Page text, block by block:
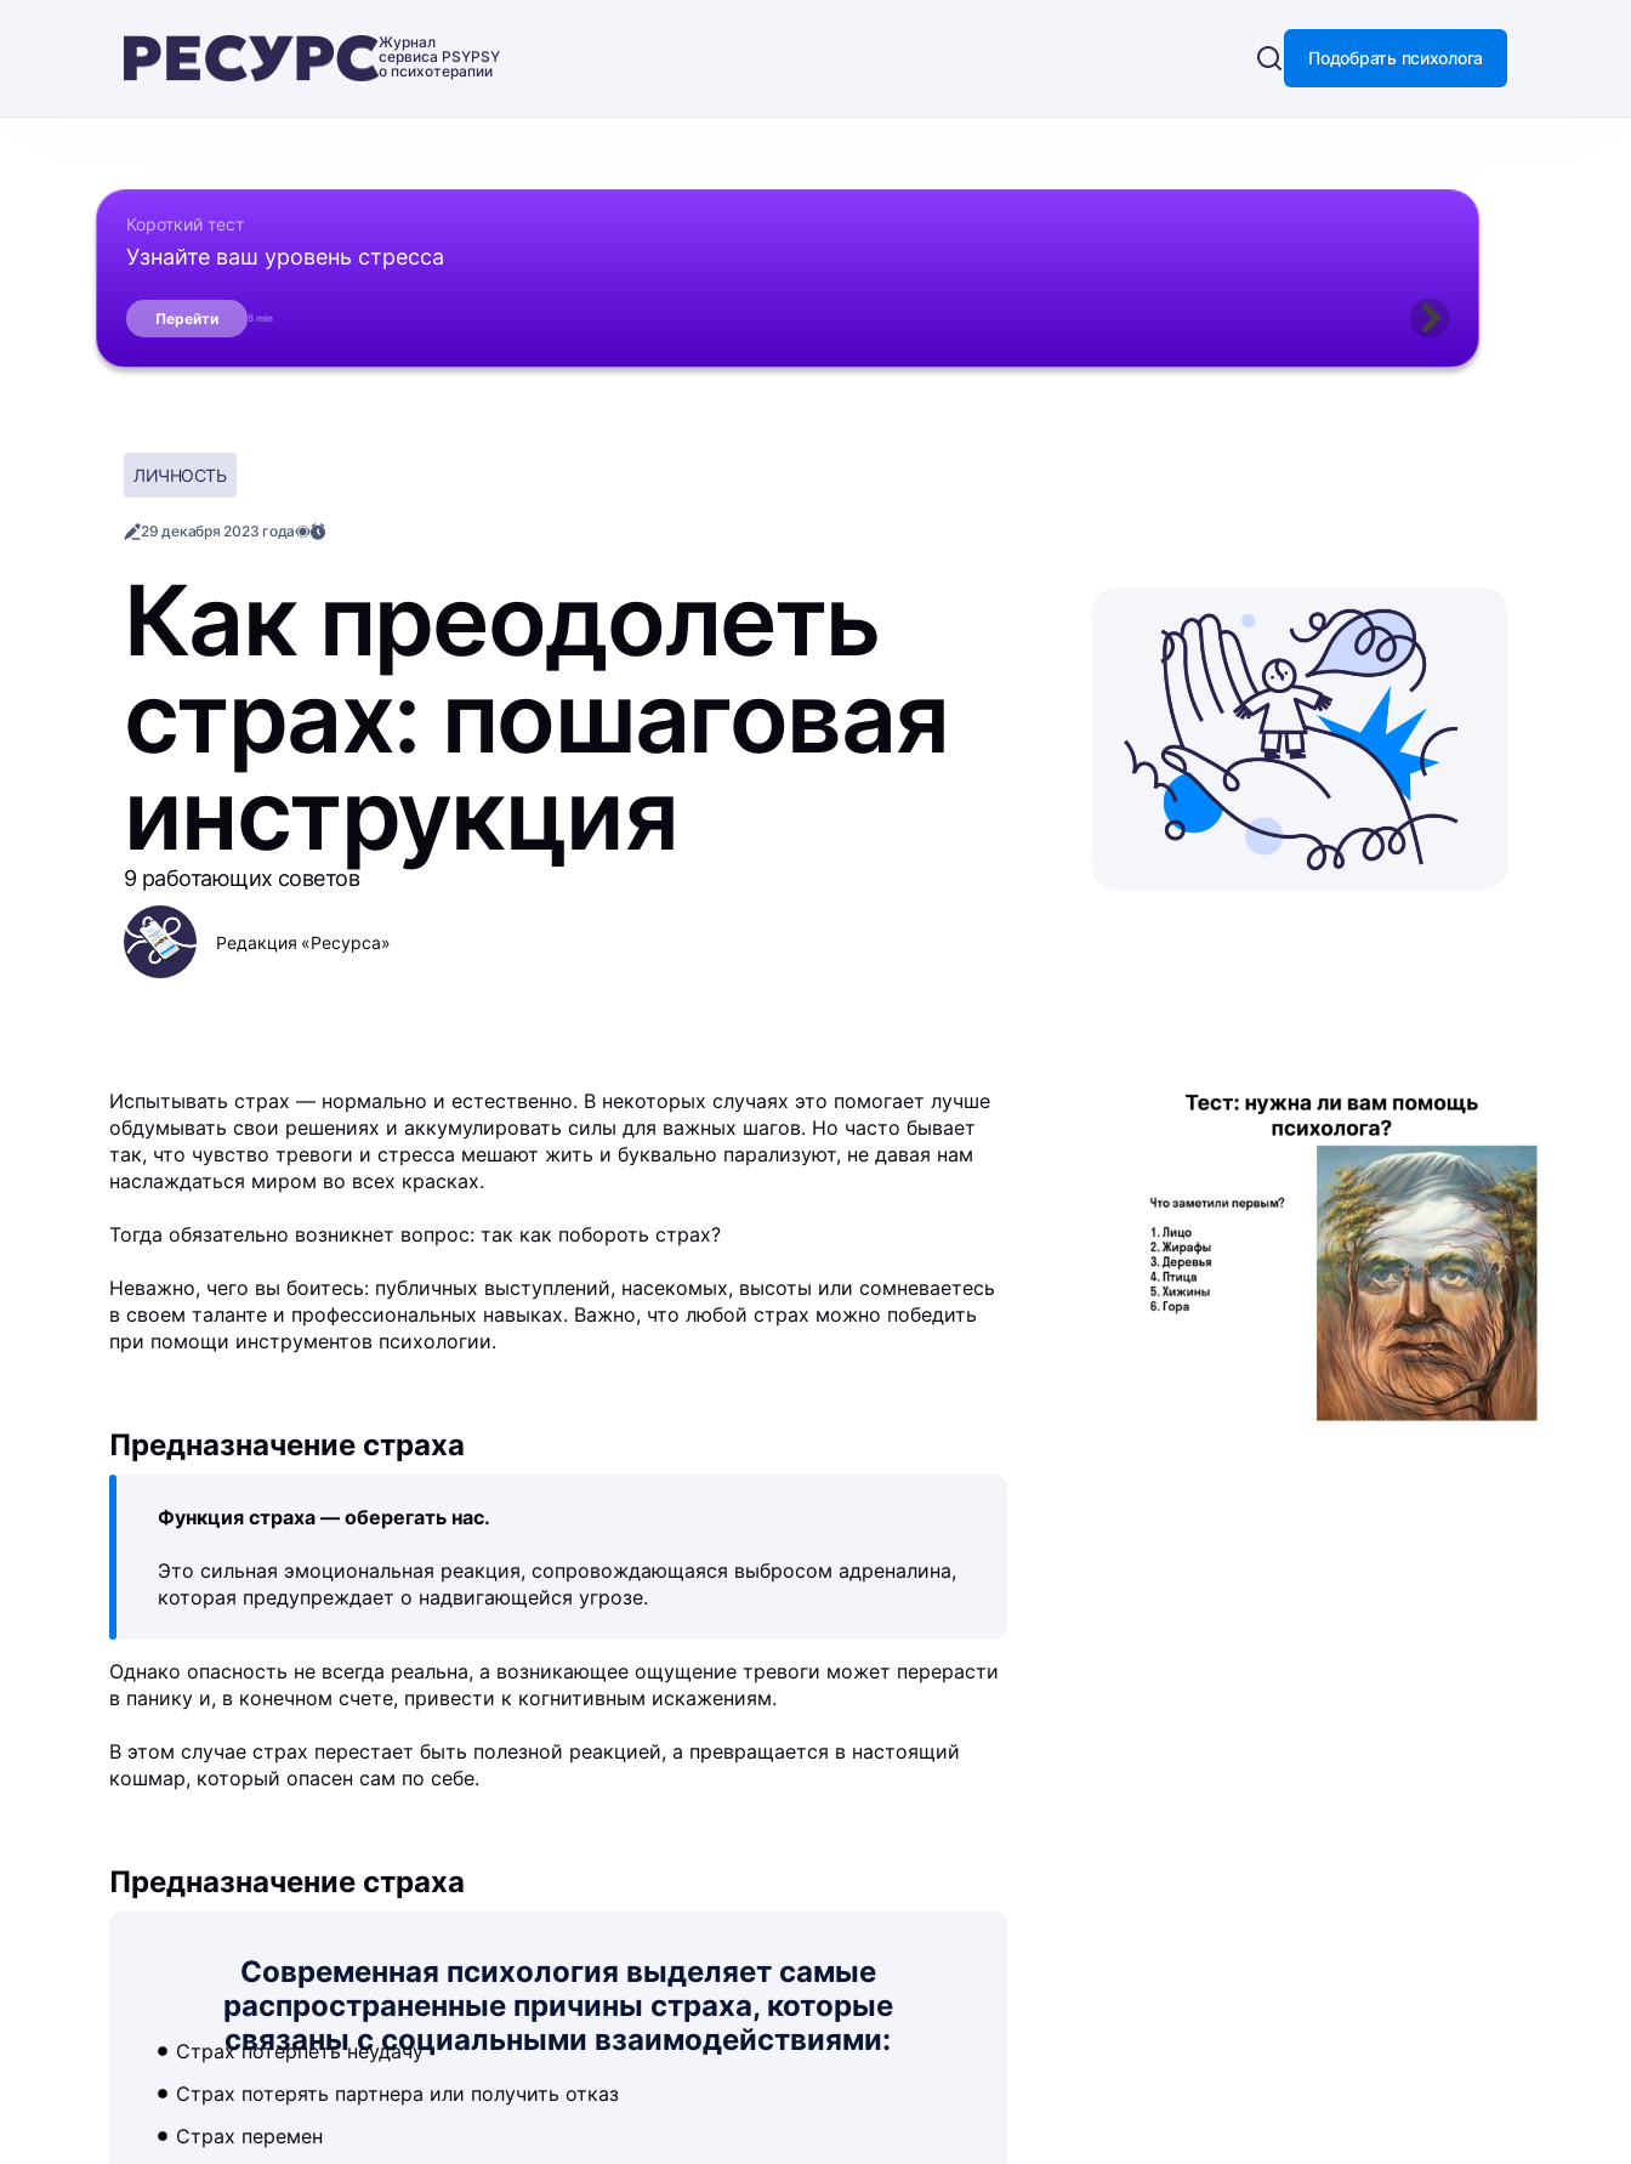
Журнал
сервиса PSYPSY
о психотерапии
Подобрать психолога
Короткий тест
Узнайте ваш уровень стресса
Перейти 5 min
ЛИЧНОСТЬ
29 декабря 2023 года
Как преодолеть
страх: пошаговая
инструкция
9 работающих советов
Редакция «Ресурса»
Испытывать страх — нормально и естественно. В некоторых случаях это помогает лучше
обдумывать свои решениях и аккумулировать силы для важных шагов. Но часто бывает
так, что чувство тревоги и стресса мешают жить и буквально парализуют, не давая нам
наслаждаться миром во всех красках.
Тогда обязательно возникнет вопрос: так как побороть страх?
Неважно, чего вы боитесь: публичных выступлений, насекомых, высоты или сомневаетесь
в своем таланте и профессиональных навыках. Важно, что любой страх можно победить
при помощи инструментов психологии.
Предназначение страха
Функция страха — оберегать нас.
Это сильная эмоциональная реакция, сопровождающаяся выбросом адреналина,
которая предупреждает о надвигающейся угрозе.
Однако опасность не всегда реальна, а возникающее ощущение тревоги может перерасти
в панику и, в конечном счете, привести к когнитивным искажениям.
В этом случае страх перестает быть полезной реакцией, а превращается в настоящий
кошмар, который опасен сам по себе.
Предназначение страха
Современная психология выделяет самые
распространенные причины страха, которые
связаны с социальными взаимодействиями:
Страх потерпеть неудачу
Страх потерять партнера или получить отказ
Страх перемен